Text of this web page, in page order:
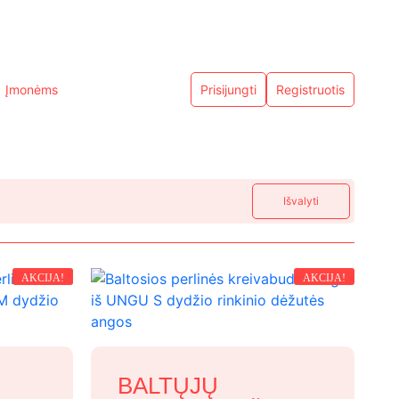
Įmonėms Prisijungti Registruotis
Išvalyti
AKCIJA! AKCIJA!
BALTŲJŲ